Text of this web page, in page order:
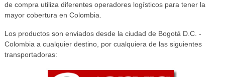
de compra utiliza diferentes operadores logísticos para tener la
mayor cobertura en Colombia.
Los productos son enviados desde la ciudad de Bogotá D.C. -
Colombia a cualquier destino, por cualquiera de las siguientes
transportadoras: